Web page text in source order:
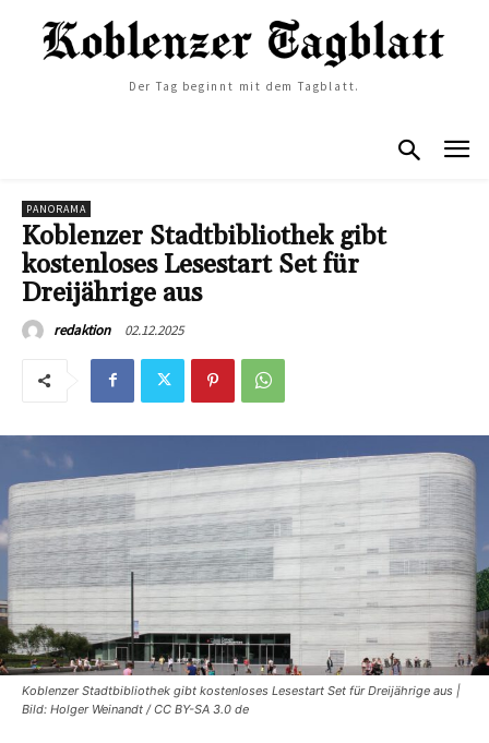
Der Tag beginnt mit dem Tagblatt.
PANORAMA
Koblenzer Stadtbibliothek gibt
kostenloses Lesestart Set für
Dreijährige aus
redaktion 02.12.2025
Koblenzer Stadtbibliothek gibt kostenloses Lesestart Set für Dreijährige aus |
Bild: Holger Weinandt / CC BY-SA 3.0 de